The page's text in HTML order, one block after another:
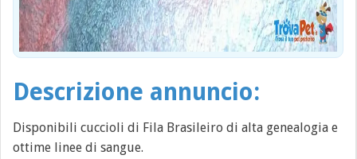
Descrizione annuncio:
Disponibili cuccioli di Fila Brasileiro di alta genealogia e
ottime linee di sangue.